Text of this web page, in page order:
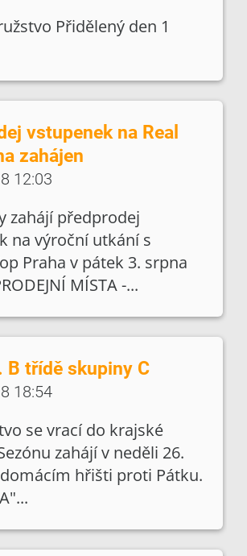
Přidělený den 1
vstupenek na Real
zahájen
12:03
zahájí předprodej
na výroční utkání s
Praha v pátek 3. srpna
MÍSTA -...
B třídě skupiny C
18:54
se vrací do krajské
zahájí v neděli 26.
hřišti proti Pátku.